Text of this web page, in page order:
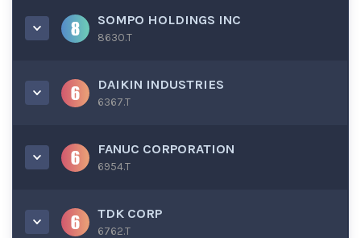
SOMPO HOLDINGS INC
8630.T
DAIKIN INDUSTRIES
6367.T
FANUC CORPORATION
6954.T
TDK CORP
6762.T